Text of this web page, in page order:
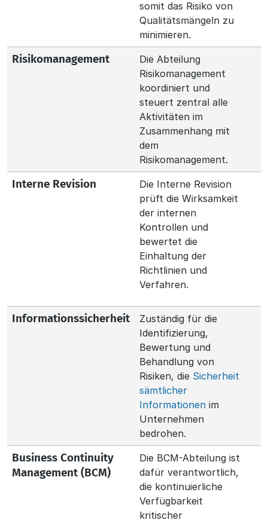
somit das Risiko von
Qualitätsmängeln zu
minimieren.
Risikomanagement
Die Abteilung
Risikomanagement
koordiniert und
steuert zentral alle
Aktivitäten im
Zusammenhang mit
dem
Risikomanagement.
Interne Revision
Die Interne Revision
prüft die Wirksamkeit
der internen
Kontrollen und
bewertet die
Einhaltung der
Richtlinien und
Verfahren.
Informationssicherheit
Zuständig für die
Identifizierung,
Bewertung und
Behandlung von
Risiken, die Sicherheit
sämtlicher
Informationen im
Unternehmen
bedrohen.
Business Continuity
Management (BCM)
Die BCM-Abteilung ist
dafür verantwortlich,
die kontinuierliche
Verfügbarkeit
kritischer